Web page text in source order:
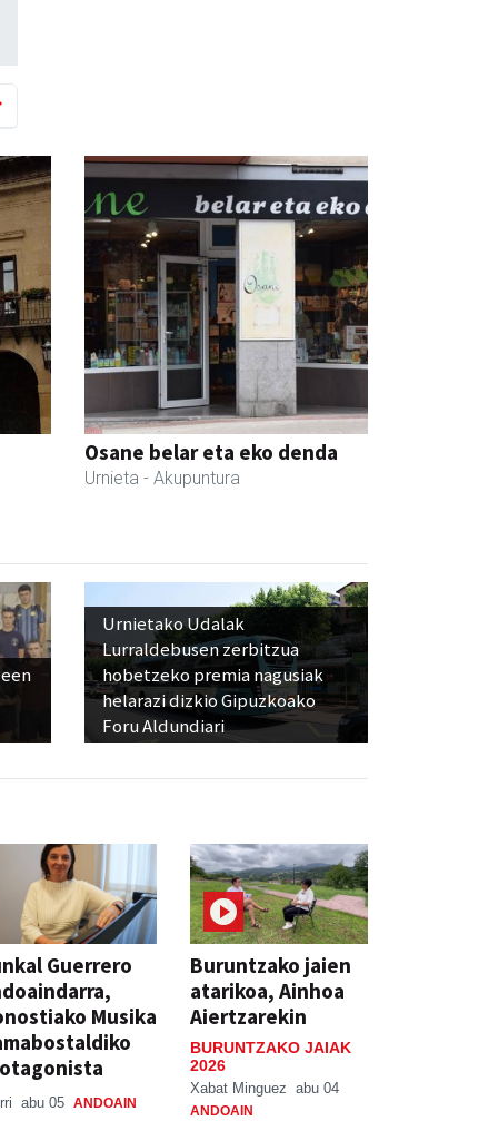
Osane belar eta eko denda
Urnieta - Akupuntura
Urnietako Udalak
Lurraldebusen zerbitzua
hobetzeko premia nagusiak
helarazi dizkio Gipuzkoako
Foru Aldundiari
Guerrero
Musika
abu 05 ANDOAIN
Buruntzako jaien
atarikoa, Ainhoa
Aiertzarekin
BURUNTZAKO JAIAK
2026
Xabat Minguez abu 04
ANDOAIN